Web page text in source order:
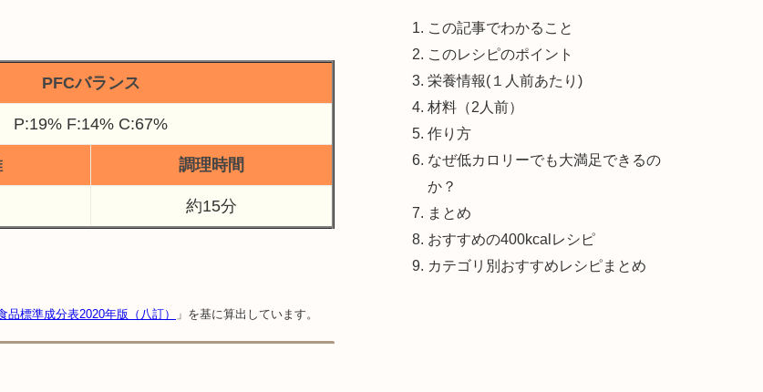
PFCバランス
P:19% F:14% C:67%
調理時間
約15分
品標準成分表2020年版（八訂） 」を基に算出しています。
この記事でわかること
このレシピのポイント
栄養情報(１人前あたり)
材料（2人前）
作り方
なぜ低カロリーでも大満足できるの
か？
まとめ
おすすめの400kcalレシピ
カテゴリ別おすすめレシピまとめ